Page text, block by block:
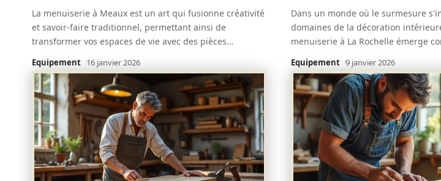
La menuiserie à Meaux est un art qui fusionne créativité
et savoir-faire traditionnel, permettant ainsi de
transformer vos espaces de vie avec des pièces…
Equipement 16 janvier 2026
Dans un monde où le surmesure
domaines de la décoration
menuiserie à La Rochelle émerge
Equipement 9 janvier 2026